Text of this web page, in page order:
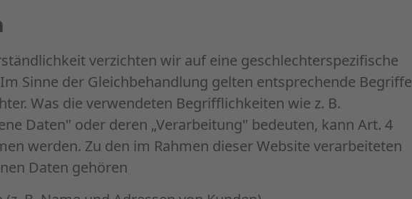
verzichten wir auf eine geschlechterspezifische
Sinne der Gleichbehandlung gelten entsprechende Begriffe
Was die verwendeten Begrifflichkeiten wie z. B.
Daten" oder deren „Verarbeitung" bedeuten, kann Art. 4
werden. Zu den im Rahmen dieser Website verarbeiteten
Daten gehören